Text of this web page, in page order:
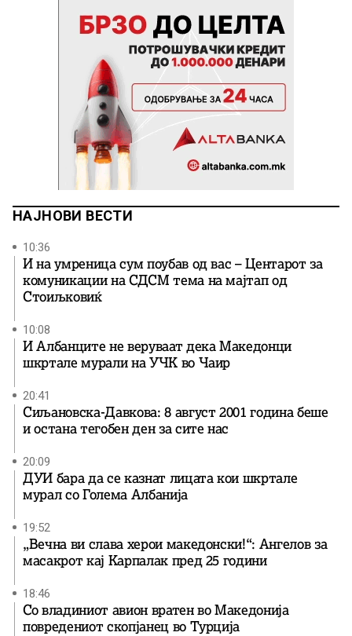
НАЈНОВИ ВЕСТИ
10:36
И на умреница сум поубав од вас – Центарот за
комуникации на СДСМ тема на мајтап од
Стоиљковиќ
10:08
И Албанците не веруваат дека Македонци
шкртале мурали на УЧК во Чаир
20:41
Сиљановска-Давкова: 8 август 2001 година беше
и остана тегобен ден за сите нас
20:09
ДУИ бара да се казнат лицата кои шкртале
мурал со Голема Албанија
19:52
„Вечна ви слава херои македонски!“: Ангелов за
масакрот кај Карпалак пред 25 години
18:46
Со владиниот авион вратен во Македонија
повредениот скопјанец во Турција